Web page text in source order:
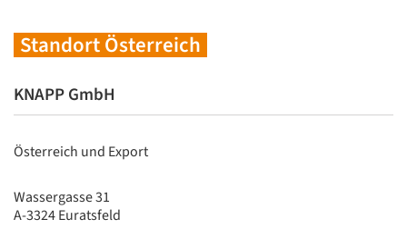
Standort Österreich
KNAPP GmbH
Österreich und Export
Wassergasse 31
A-3324 Euratsfeld